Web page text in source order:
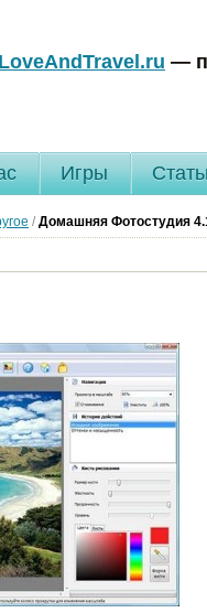
LoveAndTravel.ru —
Игры
/ Домашняя Фотостудия